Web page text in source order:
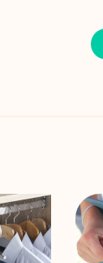
1
knappenåle,
grøn, grå og